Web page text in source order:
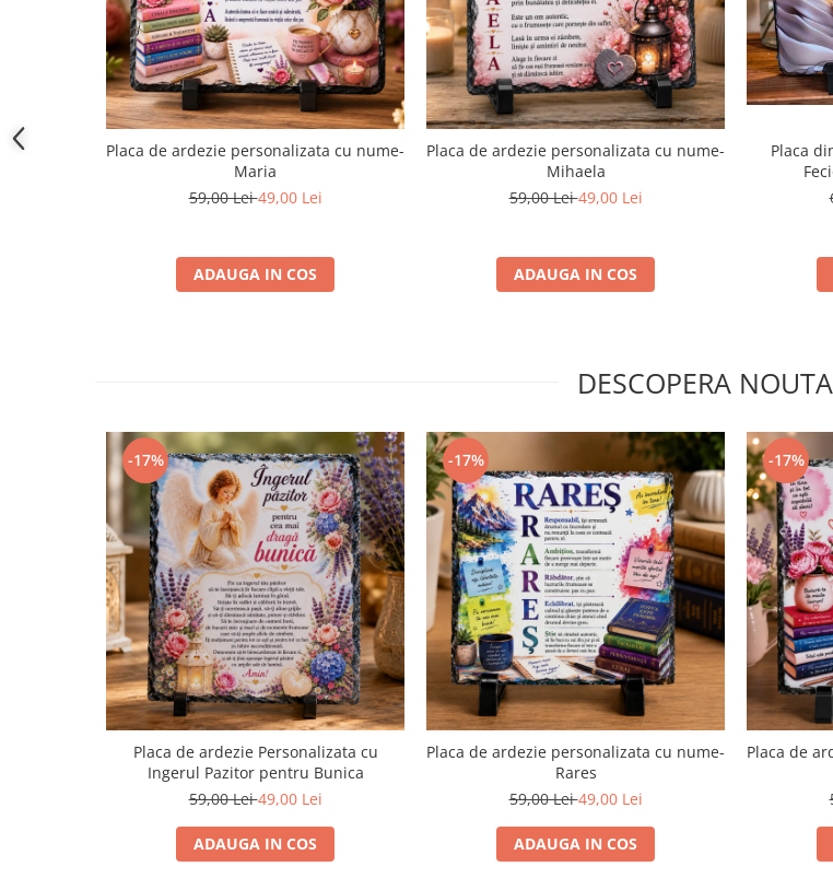
Placa de ardezie personalizata cu nume-
Maria
59,00 Lei49,00 Lei
ADAUGA IN COS
Placa de ardezie personalizata cu nume-
Mihaela
59,00 Lei49,00 Lei
ADAUGA IN COS
Placa
DESCOPERA
-17%
Placa de ardezie Personalizata cu
Ingerul Pazitor pentru Bunica
59,00 Lei49,00 Lei
ADAUGA IN COS
-17%
Placa de ardezie personalizata cu nume-
Rares
59,00 Lei49,00 Lei
ADAUGA IN COS
-17%
Placa de